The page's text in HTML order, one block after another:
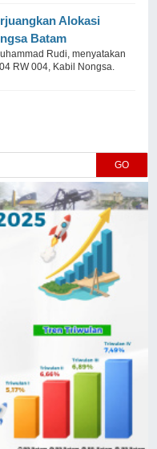
Alokasi
Batam
Rudi, menyatakan
RW 004, Kabil Nongsa.
GO